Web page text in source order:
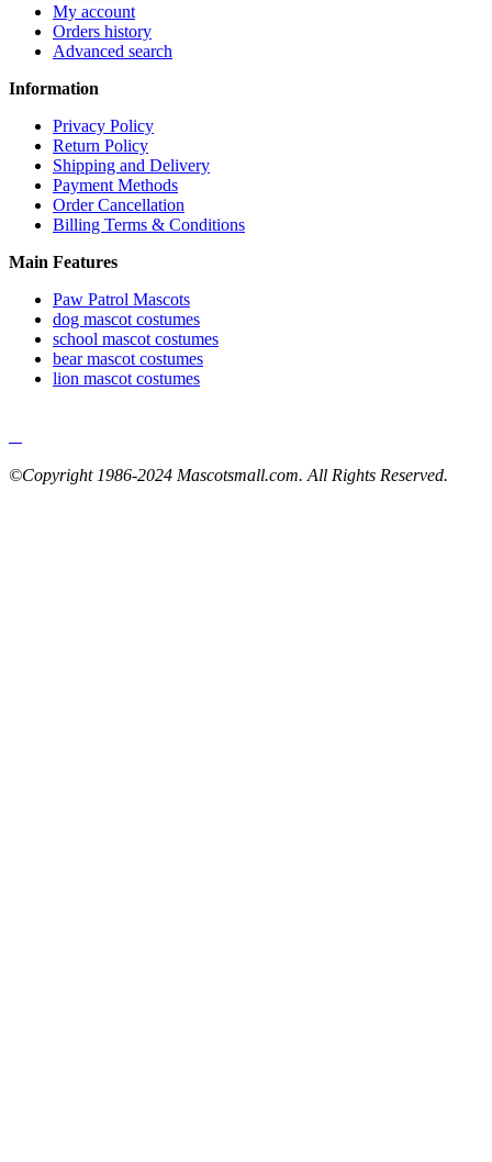
My account
Orders history
Advanced search
Information
Privacy Policy
Return Policy
Shipping and Delivery
Payment Methods
Order Cancellation
Billing Terms & Conditions
Main Features
Paw Patrol Mascots
dog mascot costumes
school mascot costumes
bear mascot costumes
lion mascot costumes
©Copyright 1986-2024 Mascotsmall.com. All Rights Reserved.